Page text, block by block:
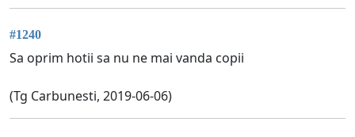
#1240
Sa oprim hotii sa nu ne mai vanda copii
(Tg Carbunesti, 2019-06-06)